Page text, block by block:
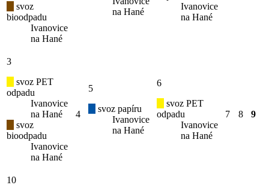
svoz
bioodpadu
Ivanovice
na Hané
na Hané
Ivanovice
na Hané
3
svoz PET
odpadu
Ivanovice
na Hané
svoz
bioodpadu
Ivanovice
na Hané
4
5
svoz papíru
Ivanovice
na Hané
6
svoz PET
odpadu
Ivanovice
na Hané
7 8 9
10